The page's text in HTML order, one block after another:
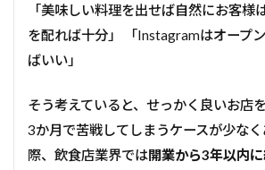
「美味しい料理を出せば自然にお客様
を配れば十分」 「Instagramはオープ
ばいい」
そう考えていると、せっかく良いお店
3か月で苦戦してしまうケースが少な
際、飲食店業界では開業から3年以内